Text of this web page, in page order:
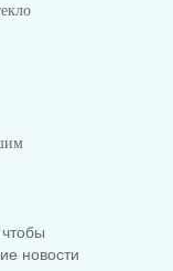
новости